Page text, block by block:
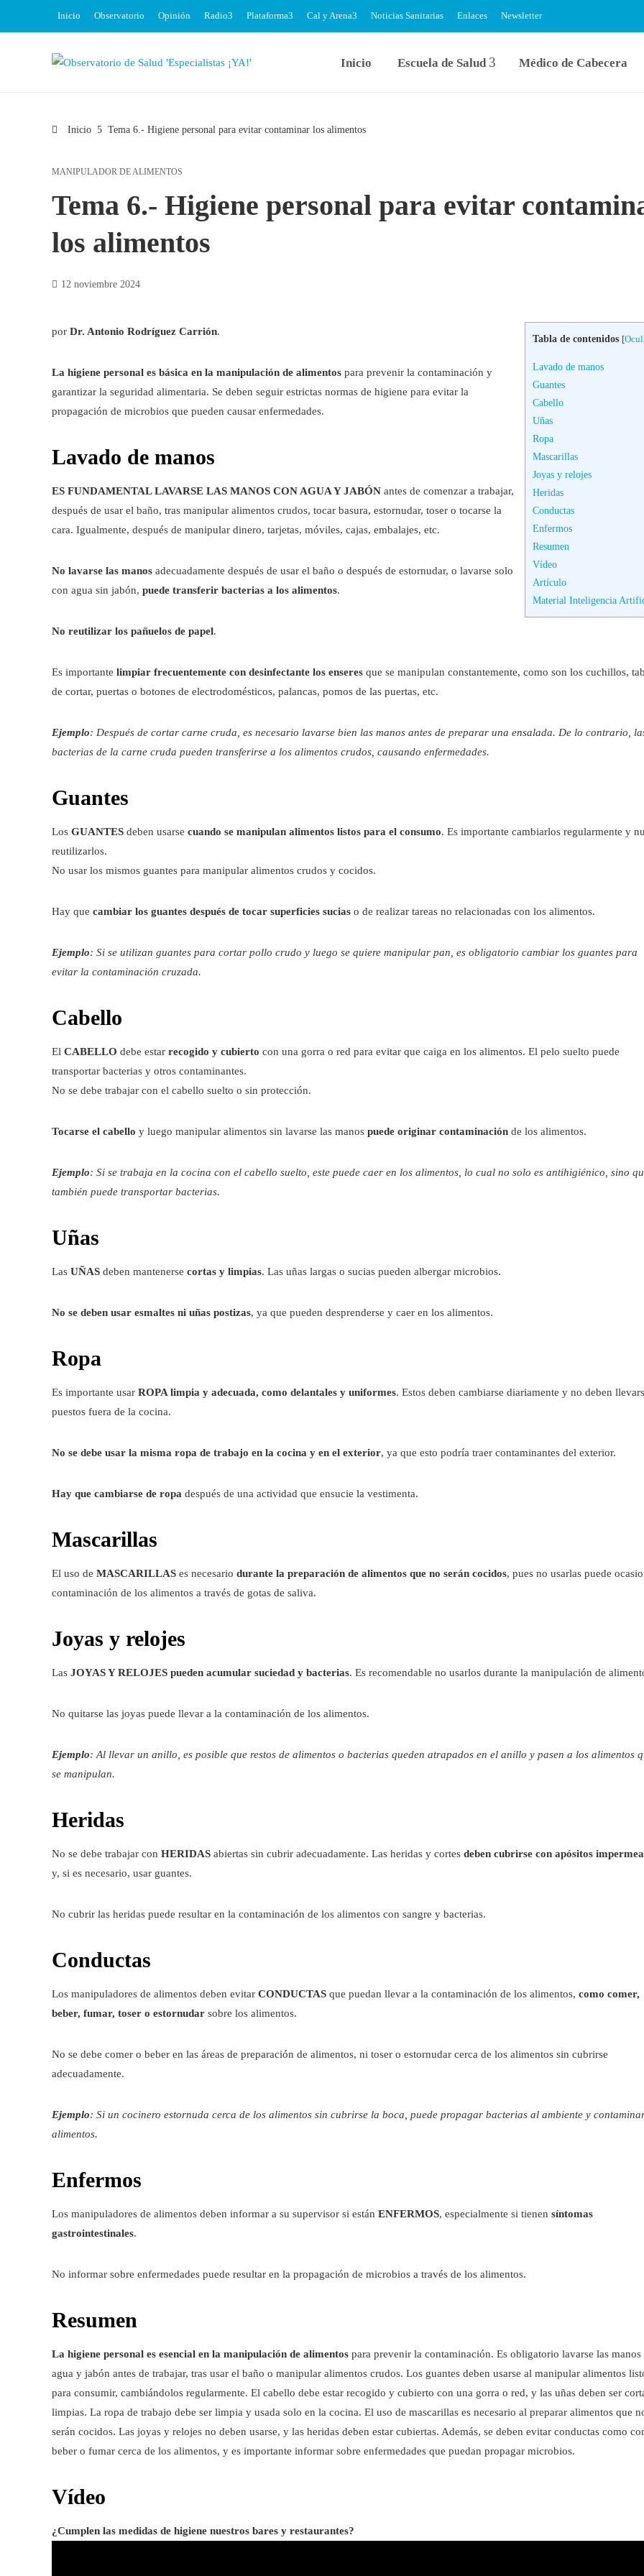
Inicio Observatorio Opinión Radio Plataforma Cal y Arena Noticias Sanitarias Enlaces Newsletter
Inicio Escuela de Salud Médico de Cabecera
Inicio Tema 6.- Higiene personal para evitar contaminar los alimentos
MANIPULADOR DE ALIMENTOS
Tema 6.- Higiene personal para evitar
los alimentos
12 noviembre 2024
Tabla de contenidos [
Lavado de manos
Guantes
Cabello
Uñas
Ropa
Mascarillas
Joyas y relojes
Heridas
Conductas
Enfermos
Resumen
Vídeo
Artículo
Material Inteligencia
por Dr. Antonio Rodríguez Carrión.
La higiene personal es básica en la manipulación de alimentos para prevenir la contaminación y
garantizar la seguridad alimentaria. Se deben seguir estrictas normas de higiene para evitar la
propagación de microbios que pueden causar enfermedades.
Lavado de manos
ES FUNDAMENTAL LAVARSE LAS MANOS CON AGUA Y JABÓN antes de comenzar a trabajar,
después de usar el baño, tras manipular alimentos crudos, tocar basura, estornudar, toser o tocarse la
cara. Igualmente, después de manipular dinero, tarjetas, móviles, cajas, embalajes, etc.
No lavarse las manos adecuadamente después de usar el baño o después de estornudar, o lavarse solo
con agua sin jabón, puede transferir bacterias a los alimentos.
No reutilizar los pañuelos de papel.
Es importante limpiar frecuentemente con desinfectante los enseres que se manipulan constantemente, como son los cuchillos,
de cortar, puertas o botones de electrodomésticos, palancas, pomos de las puertas, etc.
Ejemplo: Después de cortar carne cruda, es necesario lavarse bien las manos antes de preparar una ensalada. De lo contrario,
bacterias de la carne cruda pueden transferirse a los alimentos crudos, causando enfermedades.
Guantes
Los GUANTES deben usarse cuando se manipulan alimentos listos para el consumo. Es importante cambiarlos regularmente y
reutilizarlos.
No usar los mismos guantes para manipular alimentos crudos y cocidos.
Hay que cambiar los guantes después de tocar superficies sucias o de realizar tareas no relacionadas con los alimentos.
Ejemplo: Si se utilizan guantes para cortar pollo crudo y luego se quiere manipular pan, es obligatorio cambiar los guantes para
evitar la contaminación cruzada.
Cabello
El CABELLO debe estar recogido y cubierto con una gorra o red para evitar que caiga en los alimentos. El pelo suelto puede
transportar bacterias y otros contaminantes.
No se debe trabajar con el cabello suelto o sin protección.
Tocarse el cabello y luego manipular alimentos sin lavarse las manos puede originar contaminación de los alimentos.
Ejemplo: Si se trabaja en la cocina con el cabello suelto, este puede caer en los alimentos, lo cual no solo es antihigiénico, sino
también puede transportar bacterias.
Uñas
Las UÑAS deben mantenerse cortas y limpias. Las uñas largas o sucias pueden albergar microbios.
No se deben usar esmaltes ni uñas postizas, ya que pueden desprenderse y caer en los alimentos.
Ropa
Es importante usar ROPA limpia y adecuada, como delantales y uniformes. Estos deben cambiarse diariamente y no deben
puestos fuera de la cocina.
No se debe usar la misma ropa de trabajo en la cocina y en el exterior, ya que esto podría traer contaminantes del exterior.
Hay que cambiarse de ropa después de una actividad que ensucie la vestimenta.
Mascarillas
El uso de MASCARILLAS es necesario durante la preparación de alimentos que no serán cocidos, pues no usarlas puede
contaminación de los alimentos a través de gotas de saliva.
Joyas y relojes
Las JOYAS Y RELOJES pueden acumular suciedad y bacterias. Es recomendable no usarlos durante la manipulación de
No quitarse las joyas puede llevar a la contaminación de los alimentos.
Ejemplo: Al llevar un anillo, es posible que restos de alimentos o bacterias queden atrapados en el anillo y pasen a los alimentos
se manipulan.
Heridas
No se debe trabajar con HERIDAS abiertas sin cubrir adecuadamente. Las heridas y cortes deben cubrirse con apósitos
y, si es necesario, usar guantes.
No cubrir las heridas puede resultar en la contaminación de los alimentos con sangre y bacterias.
Conductas
Los manipuladores de alimentos deben evitar CONDUCTAS que puedan llevar a la contaminación de los alimentos, como comer,
beber, fumar, toser o estornudar sobre los alimentos.
No se debe comer o beber en las áreas de preparación de alimentos, ni toser o estornudar cerca de los alimentos sin cubrirse
adecuadamente.
Ejemplo: Si un cocinero estornuda cerca de los alimentos sin cubrirse la boca, puede propagar bacterias al ambiente y
alimentos.
Enfermos
Los manipuladores de alimentos deben informar a su supervisor si están ENFERMOS, especialmente si tienen síntomas
gastrointestinales.
No informar sobre enfermedades puede resultar en la propagación de microbios a través de los alimentos.
Resumen
La higiene personal es esencial en la manipulación de alimentos para prevenir la contaminación. Es obligatorio lavarse las manos
agua y jabón antes de trabajar, tras usar el baño o manipular alimentos crudos. Los guantes deben usarse al manipular alimentos
para consumir, cambiándolos regularmente. El cabello debe estar recogido y cubierto con una gorra o red, y las uñas deben ser
limpias. La ropa de trabajo debe ser limpia y usada solo en la cocina. El uso de mascarillas es necesario al preparar alimentos que
serán cocidos. Las joyas y relojes no deben usarse, y las heridas deben estar cubiertas. Además, se deben evitar conductas como
beber o fumar cerca de los alimentos, y es importante informar sobre enfermedades que puedan propagar microbios.
Vídeo
¿Cumplen las medidas de higiene nuestros bares y restaurantes?